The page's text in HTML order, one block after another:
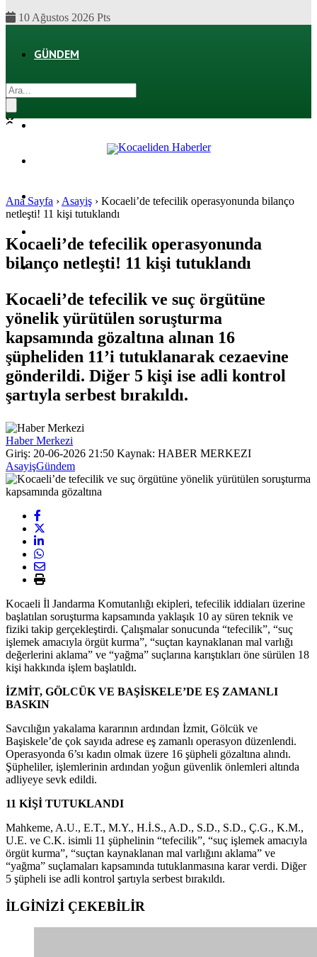
10 Ağustos 2026 Pts
GÜNDEM
SPOR
SAĞLIK
Ana Sayfa › Asayiş › Kocaeli’de tefecilik operasyonunda bilanço
netleşti! 11 kişi tutuklandı
Kocaeli’de tefecilik operasyonunda
bilanço netleşti! 11 kişi tutuklandı
Kocaeli’de tefecilik ve suç örgütüne
yönelik yürütülen soruşturma
kapsamında gözaltına alınan 16
şüpheliden 11’i tutuklanarak cezaevine
gönderildi. Diğer 5 kişi ise adli kontrol
şartıyla serbest bırakıldı.
Haber Merkezi
Giriş: 20-06-2026 21:50 Kaynak: HABER MERKEZI
AsayişGündem
Kocaeli İl Jandarma Komutanlığı ekipleri, tefecilik iddiaları üzerine
başlatılan soruşturma kapsamında yaklaşık 10 ay süren teknik ve
fiziki takip gerçekleştirdi. Çalışmalar sonucunda “tefecilik”, “suç
işlemek amacıyla örgüt kurma”, “suçtan kaynaklanan mal varlığı
değerlerini aklama” ve “yağma” suçlarına karıştıkları öne sürülen 18
kişi hakkında işlem başlatıldı.
İZMİT, GÖLCÜK VE BAŞİSKELE’DE EŞ ZAMANLI
BASKIN
Savcılığın yakalama kararının ardından İzmit, Gölcük ve
Başiskele’de çok sayıda adrese eş zamanlı operasyon düzenlendi.
Operasyonda 6’sı kadın olmak üzere 16 şüpheli gözaltına alındı.
Şüpheliler, işlemlerinin ardından yoğun güvenlik önlemleri altında
adliyeye sevk edildi.
11 KİŞİ TUTUKLANDI
Mahkeme, A.U., E.T., M.Y., H.İ.S., A.D., S.D., S.D., Ç.G., K.M.,
U.E. ve C.K. isimli 11 şüphelinin “tefecilik”, “suç işlemek amacıyla
örgüt kurma”, “suçtan kaynaklanan mal varlığını aklama” ve
“yağma” suçlamaları kapsamında tutuklanmasına karar verdi. Diğer
5 şüpheli ise adli kontrol şartıyla serbest bırakıldı.
İLGİNİZİ ÇEKEBİLİR